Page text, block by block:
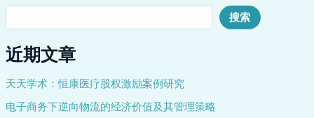
搜索
近期文章
天天学术：恒康医疗股权激励案例研究
电子商务下逆向物流的经济价值及其管理策略
改
进
措
施